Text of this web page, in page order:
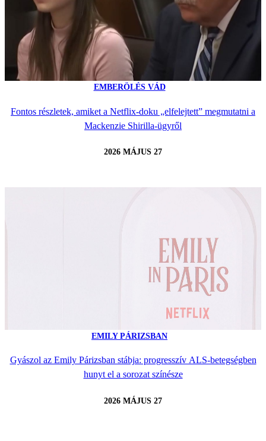
EMBERÖLÉS VÁD
Fontos részletek, amiket a Netflix-doku „elfelejtett” megmutatni a
Mackenzie Shirilla-ügyről
2026 MÁJUS 27
EMILY PÁRIZSBAN
Gyászol az Emily Párizsban stábja: progresszív ALS-betegségben
hunyt el a sorozat színésze
2026 MÁJUS 27